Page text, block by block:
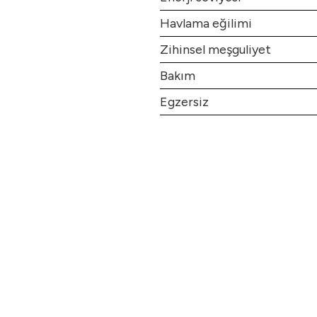
Havlama eğilimi
Zihinsel meşguliyet
Bakım
Egzersiz